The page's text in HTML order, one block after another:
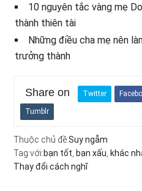
10 nguyên tắc vàng mẹ
thành thiên tài
Những điều cha mẹ nên
trưởng thành
Share on Twitter
Tumblr
Thuộc chủ đề:Suy ngẫm
Tag với:bạn tốt bạn xấu khác
Thay đổi cách nghĩ